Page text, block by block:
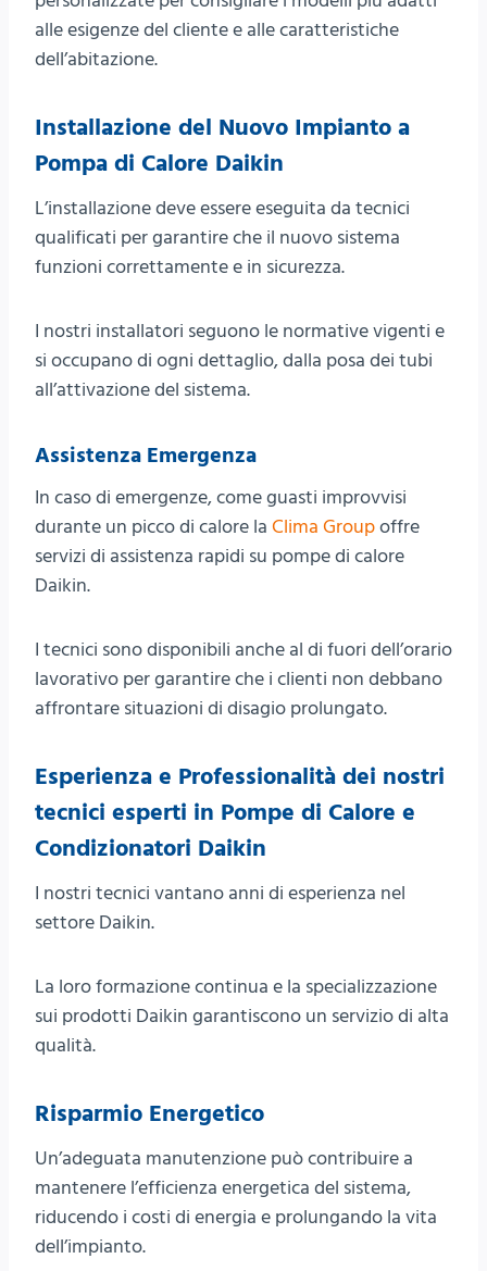
alle esigenze del cliente e alle caratteristiche
dell’abitazione.
Installazione del Nuovo Impianto a
Pompa di Calore Daikin
L’installazione deve essere eseguita da tecnici
qualificati per garantire che il nuovo sistema
funzioni correttamente e in sicurezza.
I nostri installatori seguono le normative vigenti e
si occupano di ogni dettaglio, dalla posa dei tubi
all’attivazione del sistema.
Assistenza Emergenza
In caso di emergenze, come guasti improvvisi
durante un picco di calore la Clima Groupoffre
servizi di assistenza rapidi su pompe di calore
Daikin.
I tecnici sono disponibili anche al di fuori dell’orario
lavorativo per garantire che i clienti non debbano
affrontare situazioni di disagio prolungato.
Esperienza e Professionalità dei nostri
tecnici esperti in Pompe di Calore e
Condizionatori Daikin
I nostri tecnici vantano anni di esperienza nel
settore Daikin.
La loro formazione continua e la specializzazione
sui prodotti Daikin garantiscono un servizio di alta
qualità.
Risparmio Energetico
Un’adeguata manutenzione può contribuire a
mantenere l’efficienza energetica del sistema,
riducendo i costi di energia e prolungando la vita
dell’impianto.